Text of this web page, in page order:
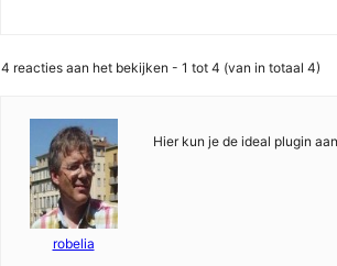
4 reacties aan het bekijken - 1 tot 4 (van in totaal 4)
robelia
Hier kun je de ideal plugin